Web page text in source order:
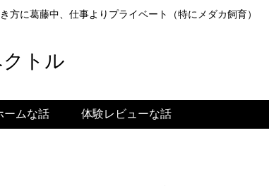
に葛藤中、仕事よりプライベート（特にメダカ飼育）
トル
ームな話 体験レビューな話